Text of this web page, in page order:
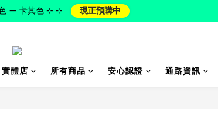
體店 所有商品 安心認證 通路資訊
— 卡其色 ⊹ ⊹ 現正預購中